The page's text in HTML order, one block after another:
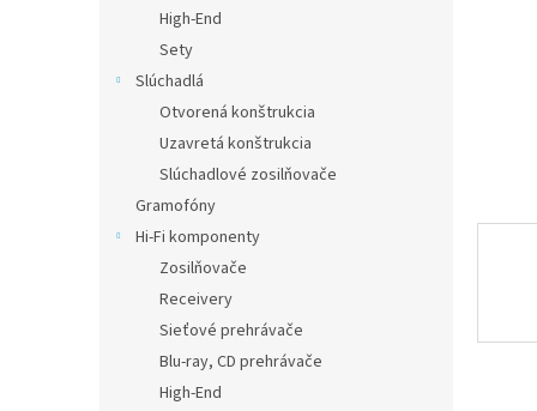
High-End
Sety
Slúchadlá
Otvorená konštrukcia
Uzavretá konštrukcia
Slúchadlové zosilňovače
Gramofóny
Hi-Fi komponenty
Zosilňovače
Receivery
Sieťové prehrávače
Blu-ray, CD prehrávače
High-End